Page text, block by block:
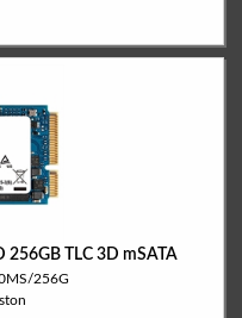
256GB TLC 3D mSATA
256G